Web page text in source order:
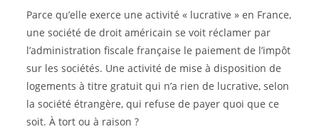
Parce qu’elle exerce une activité « lucrative » en France,
une société de droit américain se voit réclamer par
l’administration fiscale française le paiement de l’impôt
sur les sociétés. Une activité de mise à disposition de
logements à titre gratuit qui n’a rien de lucrative, selon
la société étrangère, qui refuse de payer quoi que ce
soit. À tort ou à raison ?